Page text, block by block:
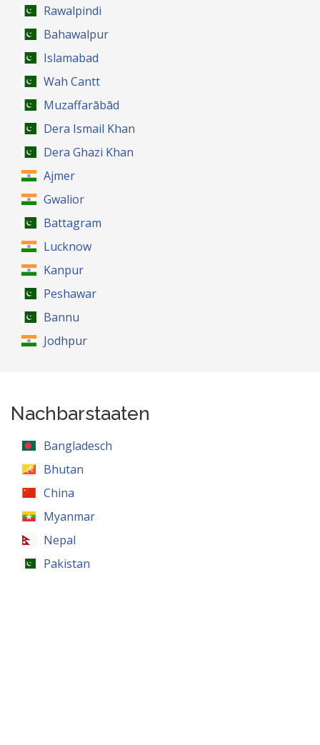
Rawalpindi
Bahawalpur
Islamabad
Wah Cantt
Muzaffarābād
Dera Ismail Khan
Dera Ghazi Khan
Ajmer
Gwalior
Battagram
Lucknow
Kanpur
Peshawar
Bannu
Jodhpur
Nachbarstaaten
Bangladesch
Bhutan
China
Myanmar
Nepal
Pakistan